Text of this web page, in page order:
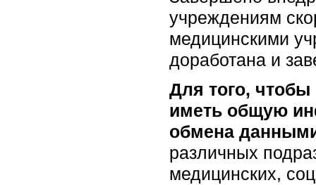
учреждениям
медицинскими
доработана и
Для того,
иметь общую
обмена
различных
медицинских,